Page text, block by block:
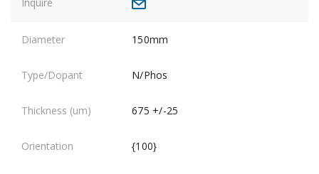
150mm
N/Phos
675 +/-25
{100}